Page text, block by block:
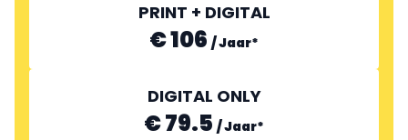
PRINT + DIGITAL
€ 106 /Jaar*
DIGITAL ONLY
€ 79.5 /Jaar*